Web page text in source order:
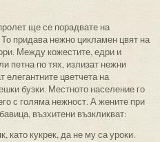
ще се порадвате на
придава нежно цикламен цвят на
Между кожестите, едри и
петна по тях, излизат нежни
елегантните цветчета на
бузки. Местното население го
с голяма нежност. А жените при
възхитени възкликват:
като кукрек, да не му са уроки.